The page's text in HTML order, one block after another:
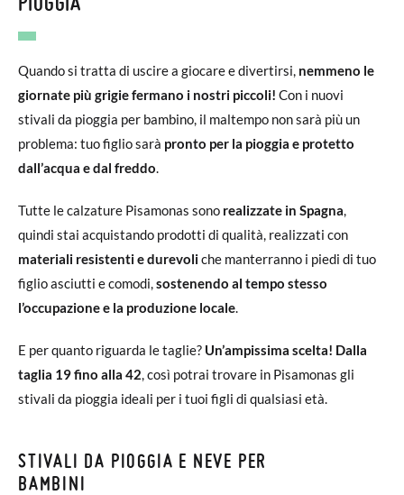
Quando si tratta di uscire a giocare e divertirsi, nemmeno le
giornate più grigie fermano i nostri piccoli! Con i nuovi
stivali da pioggia per bambino, il maltempo non sarà più un
problema: tuo figlio sarà pronto per la pioggia e protetto
dall’acqua e dal freddo.
Tutte le calzature Pisamonas sono realizzate in Spagna,
quindi stai acquistando prodotti di qualità, realizzati con
materiali resistenti e durevoliche manterranno i piedi di tuo
figlio asciutti e comodi,sostenendo al tempo stesso
l’occupazione e la produzione locale.
E per quanto riguarda le taglie? Un’ampissima scelta! Dalla
taglia 19 fino alla 42, così potrai trovare in Pisamonas gli
stivali da pioggia ideali per i tuoi figli di qualsiasi età.
STIVALI DA PIOGGIA E NEVE PER
BAMBINI